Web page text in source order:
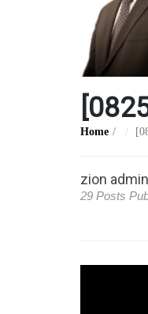
Home
zion admin
29 Posts